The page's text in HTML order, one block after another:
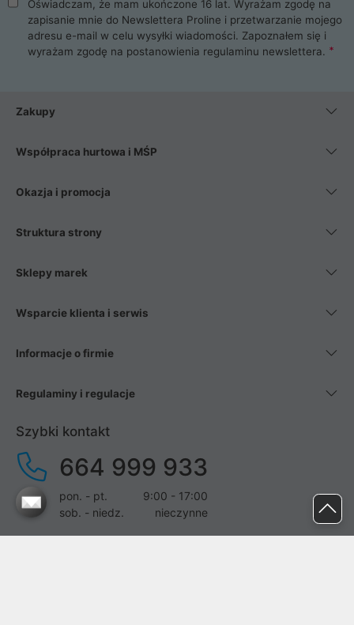
Oświadczam, że mam ukończone 16 lat. Wyrażam zgodę na
zapisanie mnie do Newslettera Proline i przetwarzanie mojego
adresu e-mail w celu wysyłki wiadomości. Zapoznałem się i
wyrażam zgodę na postanowienia regulaminu newslettera.
Zakupy
Współpraca hurtowa i MŚP
Okazja i promocja
Struktura strony
Sklepy marek
Wsparcie klienta i serwis
Informacje o firmie
Regulaminy i regulacje
Szybki kontakt
664 999 933
pon. - pt.
9:00 - 17:00
sob. - niedz.
nieczynne